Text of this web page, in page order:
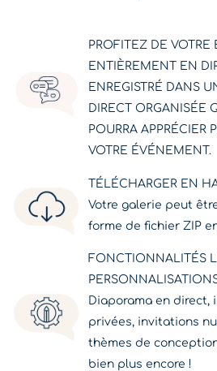
PROFITEZ DE VOTRE
ENTIÈREMENT EN
ENREGISTRÉ DANS
DIRECT ORGANISÉE
POURRA APPRÉCIER
VOTRE ÉVÉNEMENT.
TÉLÉCHARGER EN
Votre galerie peut
forme de fichier ZIP
FONCTIONNALITÉS
Diaporama en
privées, invitations
thèmes de
bien plus encore !